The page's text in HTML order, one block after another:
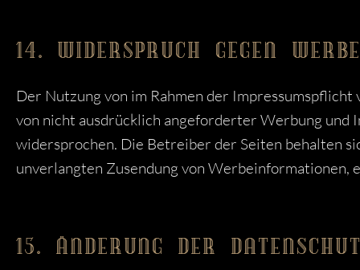
14. WIDERSPRUCH GEGEN
Der Nutzung von im Rahmen der
von nicht ausdrücklich angeforderter Werbung
widersprochen. Die Betreiber der Seiten behalten
unverlangten Zusendung von Werbeinformationen,
15. ÄNDERUNG DER